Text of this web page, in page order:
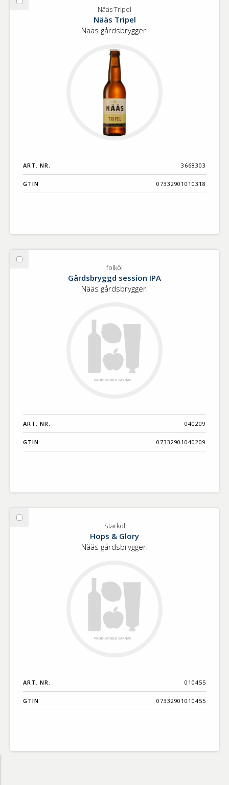
Välj
Nääs Tripel
Nääs Tripel
Nääs gårdsbryggeri
ART. NR. 3668303
GTIN 07332901010318
Välj
folköl
Gårdsbryggd session IPA
Nääs gårdsbryggeri
ART. NR. 040209
GTIN 07332901040209
Välj
Starköl
Hops & Glory
Nääs gårdsbryggeri
ART. NR. 010455
GTIN 07332901010455